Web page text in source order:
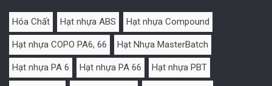
Hóa Chất Hạt nhựa ABS Hạt nhựa Compound
Hạt nhựa COPO PA6, 66 Hạt Nhựa MasterBatch
Hạt nhựa PA 6 Hạt nhựa PA 66 Hạt nhựa PBT